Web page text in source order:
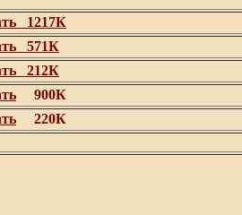
1217К
571К
212К
900К
220К